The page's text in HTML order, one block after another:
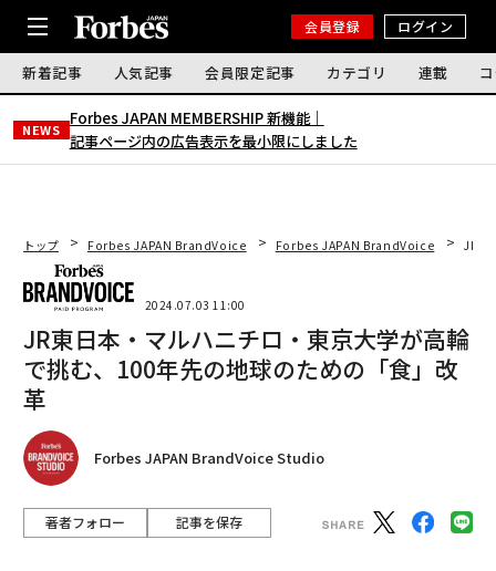
会員登録 ログイン
新着記事 人気記事 会員限定記事 カテゴリ 連載
NEWS
Forbes JAPAN MEMBERSHIP 新機能｜
記事ページ内の広告表示を最小限にしました
トップ Forbes JAPAN BrandVoice Forbes JAPAN BrandVoice JR東
2024.07.03 11:00
JR東日本・マルハニチロ・東京大学が高輪
で挑む、100年先の地球のための「食」改
革
Forbes JAPAN BrandVoice Studio
著者フォロー 記事を保存